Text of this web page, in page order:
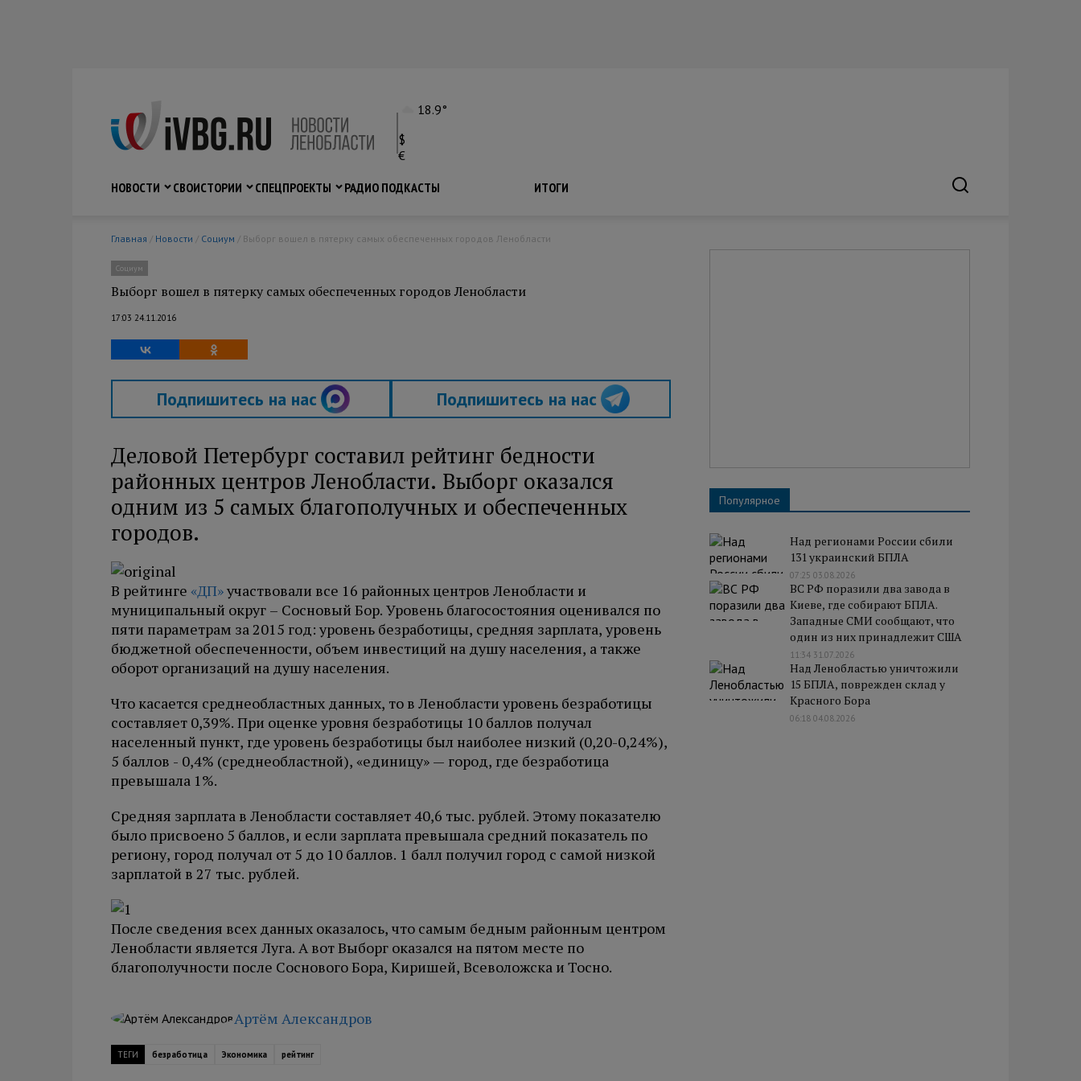
18.9°
$
€
НОВОСТИ
СВОИСТОРИИ СПЕЦПРОЕКТЫ РАДИО ПОДКАСТЫ ИТОГИ
Главная / Новости / Социум / Выборг вошел в пятерку самых обеспеченных городов Ленобласти
Социум
Выборг вошел в пятерку самых обеспеченных городов Ленобласти
17:03 24.11.2016
Подпишитесь на нас Подпишитесь на нас
Деловой Петербург составил рейтинг бедности
районных центров Ленобласти. Выборг оказался
одним из 5 самых благополучных и обеспеченных
городов.
В рейтинге «ДП»участвовали все 16 районных центров Ленобласти и
муниципальный округ – Сосновый Бор. Уровень благосостояния оценивался по
пяти параметрам за 2015 год: уровень безработицы, средняя зарплата, уровень
бюджетной обеспеченности, объем инвестиций на душу населения, а также
оборот организаций на душу населения.
Что касается среднеобластных данных, то в Ленобласти уровень безработицы
составляет 0,39%. При оценке уровня безработицы 10 баллов получал
населенный пункт, где уровень безработицы был наиболее низкий (0,20-0,24%),
5 баллов - 0,4% (среднеобластной), «единицу» — город, где безработица
превышала 1%.
Средняя зарплата в Ленобласти составляет 40,6 тыс. рублей. Этому показателю
было присвоено 5 баллов, и если зарплата превышала средний показатель по
региону, город получал от 5 до 10 баллов. 1 балл получил город с самой низкой
зарплатой в 27 тыс. рублей.
После сведения всех данных оказалось, что самым бедным районным центром
Ленобласти является Луга. А вот Выборг оказался на пятом месте по
благополучности после Соснового Бора, Киришей, Всеволожска и Тосно.
Артём Александров
ТЕГИ безработица Экономика рейтинг
Популярное
Над регионами России сбили
131 украинский БПЛА
07:25 03.08.2026
ВС РФ поразили два завода в
Киеве, где собирают БПЛА.
Западные СМИ сообщают, что
один из них принадлежит США
11:34 31.07.2026
Над Ленобластью уничтожили
15 БПЛА, поврежден склад у
Красного Бора
06:18 04.08.2026